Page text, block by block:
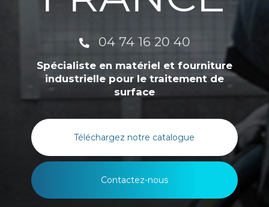
04 74 16 20 40
Spécialiste en matériel et fourniture
industrielle pour le traitement de
surface
Téléchargez notre catalogue
Contactez-nous